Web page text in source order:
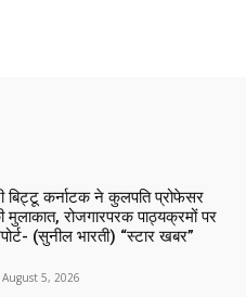
बिट्टू कर्नाटक ने कुलपति प्रोफेसर
रोजगारपरक पाठ्यक्रमों पर
(सुनील भारती) “स्टार खबर”
August 5, 2026